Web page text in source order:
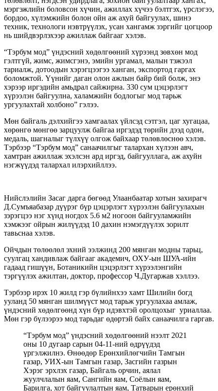
мэргэжлийн боловсон хүчин, ажиллах хүчээ бэлтгэх, үрслэгээ,
бордоо, хүлэмжийн болон ойн аж ахуй байгуулах, шинэ
техник, технологи нэвтрүүлэх, усан хангамж зэргийг цогцоор
нь шийдвэрлэхээр ажиллаж байгааг хэлэв.
“Тэрбум мод” үндэсний хөдөлгөөний хүрээнд зөвхөн мод
гэлтгүй, жимс, жимсгэнэ, эмийн ургамал, малын тэжээл
тариалж, дотоодын хэрэгцээгээ ханган, экспортод гаргах
боломжтой. Үүнийг даган олон ажлын байр бий болж, энэ
хэрээр иргэдийн амьдрал сайжирна. 330 сум цэцэрлэгт
хүрээлэн байгуулна, халамжийн бодлогыг мод тарьж
ургуулахтай холбоно” гэлээ.
Мөн байгаль дэлхийгээ хамгаалах үйлсэд сэтгэл, цаг хугацаа,
хөрөнгө мөнгөө зарцуулж байгаа иргэдэд төрийн дээд одон,
медаль, шагналыг түлхүү олгож байхаар төлөвлөснөө хэлэв.
Тэрбээр “Тэрбум мод” санаачилгыг талархан хүлээн авч,
хамтран ажиллаж эхэлсэн ард иргэд, байгууллага, аж ахуйн
нэгжүүдэд талархал илэрхийллээ.
Нийслэлийн Засаг дарга бөгөөд Улаанбаатар хотын захирагч
Д.Сумъяабазар дүүрэг бүр цэцэрлэгт хүрээлэн байгуулахын
зэрэгцээ нэг хүнд ногдох 5.6 м2 ногоон байгууламжийн
хэмжээг ойрын жилүүдэд 10 дахин нэмэгдүүлэх зорилт
тавьснаа хэлэв.
Ойчдын төлөөлөл эхний ээлжинд 200 мянган модны тарьц,
суулгац хандивлаж байгааг академич, ОХУ-ын ШУА-ийн
гадаад гишүүн, Ботаникийн цэцэрлэгт хүрээлэнгийн
тэргүүлэх ажилтан, доктор, профессор Ч.Дугаржав хэллээ.
Тэрбээр ирэх 10 жилд гэр бүлийнхээ хамт Шилийн богд
ууланд 50 мянган шилмүүст мод тарьж ургуулахаа амлаж,
үндэсний хөдөлгөөнд хүн бүр идэвхтэй оролцохыг уриаллаа.
Мөн гэр бүлээрээ мод тарьдаг өдөртэй байх санаачилга гаргав.
“Тэрбум мод” үндэсний хөдөлгөөний нээлт 2021
оны 10 дугаар сарын 04-11-ний өдрүүдэд
үргэлжилнэ. Өнөөдөр Ерөнхийлөгчийн Тамгын
газар, УИХ-ын Тамгын газар, Засгийн газрын
Хэрэг эрхлэх газар, Байгаль орчин, аялал
жуулчлалын яам, Сангийн яам, Соёлын яам,
Барилга, хот байгуулалтын яам, Татварын ерөнхий